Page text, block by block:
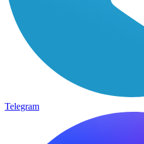
Telegram